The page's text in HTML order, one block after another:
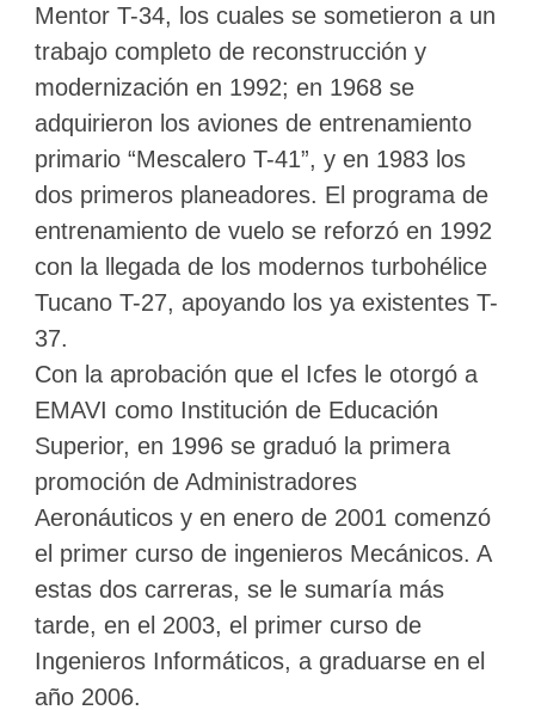
Mentor T-34, los cuales se sometieron a un
trabajo completo de reconstrucción y
modernización en 1992; en 1968 se
adquirieron los aviones de entrenamiento
primario “Mescalero T-41”, y en 1983 los
dos primeros planeadores. El programa de
entrenamiento de vuelo se reforzó en 1992
con la llegada de los modernos turbohélice
Tucano T-27, apoyando los ya existentes T-
37.
Con la aprobación que el Icfes le otorgó a
EMAVI como Institución de Educación
Superior, en 1996 se graduó la primera
promoción de Administradores
Aeronáuticos y en enero de 2001 comenzó
el primer curso de ingenieros Mecánicos. A
estas dos carreras, se le sumaría más
tarde, en el 2003, el primer curso de
Ingenieros Informáticos, a graduarse en el
año 2006.